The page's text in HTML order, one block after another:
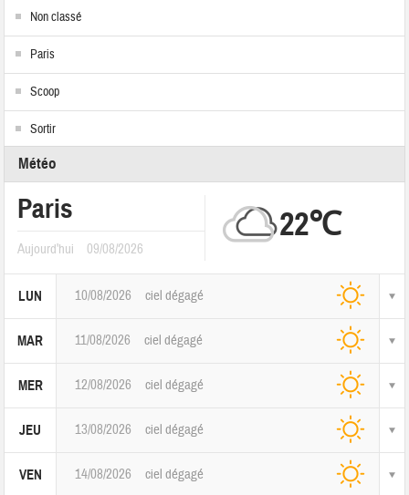
Non classé
Paris
Scoop
Sortir
Météo
Paris
Aujourd'hui 09/08/2026
22℃
LUN 10/08/2026 ciel dégagé
MAR 11/08/2026 ciel dégagé
MER 12/08/2026 ciel dégagé
JEU 13/08/2026 ciel dégagé
VEN 14/08/2026 ciel dégagé